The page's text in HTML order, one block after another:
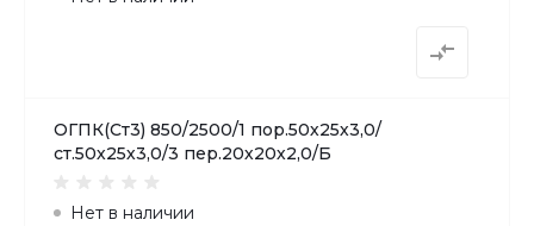
ОГПК(Ст3) 850/2500/1 пор.50х25х3,0/
ст.50х25х3,0/3 пер.20х20х2,0/Б
Нет в наличии